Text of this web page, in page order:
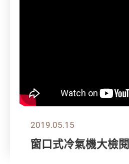
2019.05.15
窗口式冷氣機大檢閱